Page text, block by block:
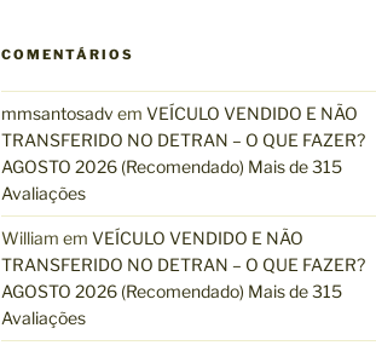
COMENTÁRIOS
mmsantosadv em VEÍCULO VENDIDO E NÃO
TRANSFERIDO NO DETRAN – O QUE FAZER?
AGOSTO 2026 (Recomendado) Mais de 315
Avaliações
William em VEÍCULO VENDIDO E NÃO
TRANSFERIDO NO DETRAN – O QUE FAZER?
AGOSTO 2026 (Recomendado) Mais de 315
Avaliações